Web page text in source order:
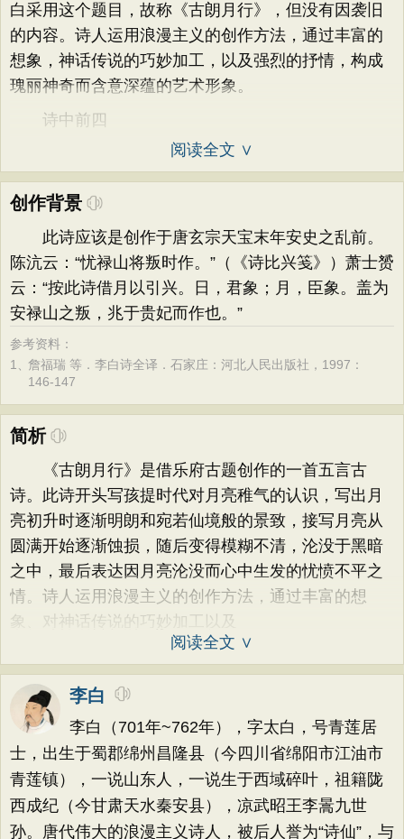
白采用这个题目，故称《古朗月行》，但没有因袭旧
的内容。诗人运用浪漫主义的创作方法，通过丰富的
想象，神话传说的巧妙加工，以及强烈的抒情，构成
瑰丽神奇而含意深蕴的艺术形象。
诗中前四
阅读全文 ∨
创作背景
此诗应该是创作于唐玄宗天宝末年安史之乱前。
陈沆云：“忧禄山将叛时作。”（《诗比兴笺》）萧士赟
云：“按此诗借月以引兴。日，君象；月，臣象。盖为
安禄山之叛，兆于贵妃而作也。”
参考资料：
1、詹福瑞 等．李白诗全译．石家庄：河北人民出版社，1997：
146-147
简析
《古朗月行》是借乐府古题创作的一首五言古
诗。此诗开头写孩提时代对月亮稚气的认识，写出月
亮初升时逐渐明朗和宛若仙境般的景致，接写月亮从
圆满开始逐渐蚀损，随后变得模糊不清，沦没于黑暗
之中，最后表达因月亮沦没而心中生发的忧愤不平之
情。诗人运用浪漫主义的创作方法，通过丰富的想
象、对神话传说的巧妙加工以及
阅读全文 ∨
李白
李白（701年~762年），字太白，号青莲居
士，出生于蜀郡绵州昌隆县（今四川省绵阳市江油市
青莲镇），一说山东人，一说生于西域碎叶，祖籍陇
西成纪（今甘肃天水秦安县），凉武昭王李暠九世
孙。唐代伟大的浪漫主义诗人，被后人誉为“诗仙”，与